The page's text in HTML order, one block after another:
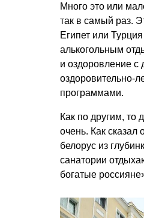
Много это или
так в самый раз.
Египет или
алькогольным
и оздоровление c
оздоровительно-
программами.
Как по другим, то
очень. Как сказал
белорус из
санатории
богатые